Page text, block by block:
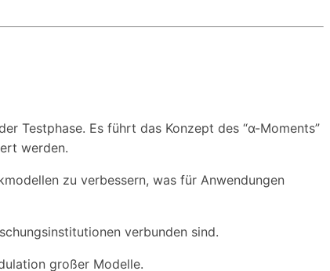
Testphase. Es führt das Konzept des “α-Moments”
werden.
zu verbessern, was für Anwendungen
verbunden sind.
großer Modelle.